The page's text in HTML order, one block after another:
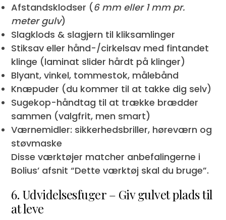
Afstandsklodser (6 mm eller 1 mm pr.
meter gulv)
Slagklods & slagjern til kliksamlinger
Stiksav eller hånd-/cirkelsav med fintandet
klinge (laminat slider hårdt på klinger)
Blyant, vinkel, tommestok, målebånd
Knæpuder (du kommer til at takke dig selv)
Sugekop-håndtag til at trække brædder
sammen (valgfrit, men smart)
Værnemidler: sikkerhedsbriller, høreværn og
støvmaske
Disse værktøjer matcher anbefalingerne i
Bolius’ afsnit “Dette værktøj skal du bruge”.
6. Udvidelsesfuger – Giv gulvet plads til
at leve